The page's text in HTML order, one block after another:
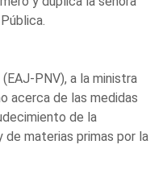
PNV), a la ministra
acerca de las medidas
de la
materias primas por la